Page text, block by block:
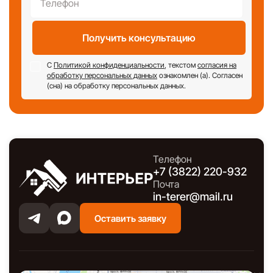
Получить консультацию
С Политикой конфиденциальности, текстом согласия на
обработку персональных данных ознакомлен (а). Согласен
(сна) на обработку персональных данных.
Телефон
+7 (3822) 220-932
Почта
in-terer@mail.ru
Оставить заявку